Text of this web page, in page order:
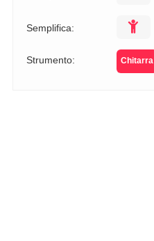
Semplifica:
Strumento: Chitarra